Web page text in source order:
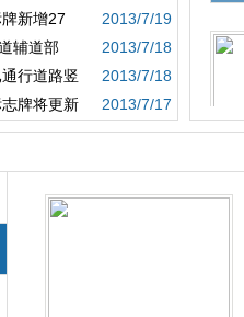
新增27
2013/7/19
辅道部
2013/7/18
行道路竖
2013/7/18
牌将更新 2013/7/17